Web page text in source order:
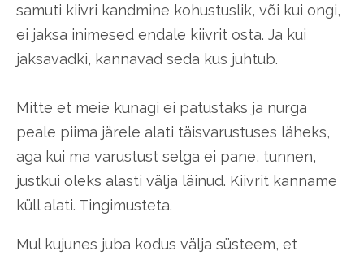
samuti kiivri kandmine kohustuslik, või kui ongi,
ei jaksa inimesed endale kiivrit osta. Ja kui
jaksavadki, kannavad seda kus juhtub.
Mitte et meie kunagi ei patustaks ja nurga
peale piima järele alati täisvarustuses läheks,
aga kui ma varustust selga ei pane, tunnen,
justkui oleks alasti välja läinud. Kiivrit kanname
küll alati. Tingimusteta.
Mul kujunes juba kodus välja süsteem, et